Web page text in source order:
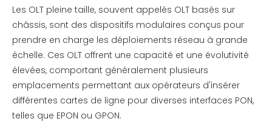
Les OLT pleine taille, souvent appelés OLT basés sur
châssis, sont des dispositifs modulaires conçus pour
prendre en charge les déploiements réseau à grande
échelle. Ces OLT offrent une capacité et une évolutivité
élevées, comportant généralement plusieurs
emplacements permettant aux opérateurs d'insérer
différentes cartes de ligne pour diverses interfaces PON,
telles que EPON ou GPON.